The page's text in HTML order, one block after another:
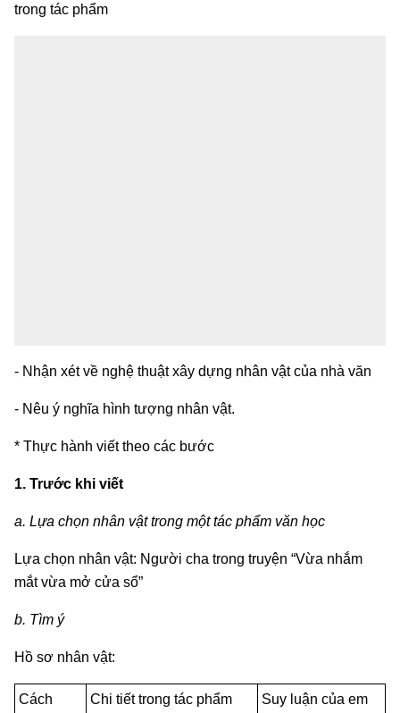
trong tác phẩm
- Nhận xét về nghệ thuật xây dựng nhân vật của nhà văn
- Nêu ý nghĩa hình tượng nhân vật.
* Thực hành viết theo các bước
1. Trước khi viết
a. Lựa chọn nhân vật trong một tác phẩm văn học
Lựa chọn nhân vật: Người cha trong truyện “Vừa nhắm
mắt vừa mở cửa sổ”
b. Tìm ý
Hồ sơ nhân vật:
Cách
Chi tiết trong tác phẩm
Suy luận của em